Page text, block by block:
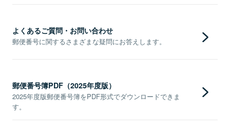
よくあるご質問・お問い合わせ
郵便番号に関するさまざまな疑問にお答えします。
郵便番号簿PDF（2025年度版）
2025年度版郵便番号簿をPDF形式でダウンロードできま
す。